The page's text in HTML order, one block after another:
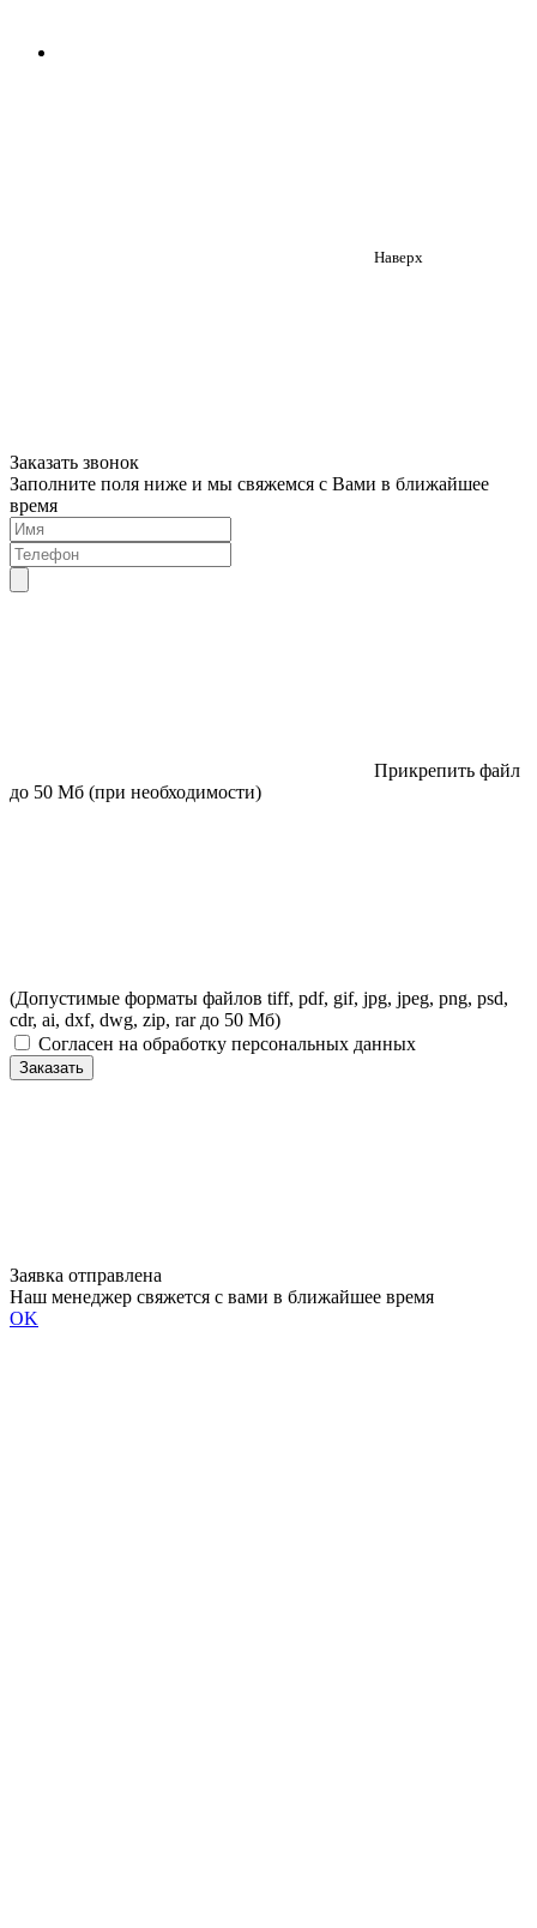
Наверх
Заказать звонок
Заполните поля ниже и мы свяжемся с Вами в ближайшее
время
Прикрепить файл
до 50 Мб (при необходимости)
(Допустимые форматы файлов tiff, pdf, gif, jpg, jpeg, png, psd,
cdr, ai, dxf, dwg, zip, rar до 50 Мб)
Согласен на обработку персональных данных
Заказать
Заявка отправлена
Наш менеджер свяжется с вами в ближайшее время
OK